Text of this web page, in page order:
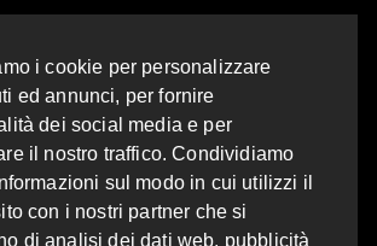
72 88 5
SOCIAL
i cookie per personalizzare
ed annunci, per fornire
dei social media e per
il nostro traffico. Condividiamo
sul modo in cui utilizzi il
con i nostri partner che si
di analisi dei dati web, pubblicità